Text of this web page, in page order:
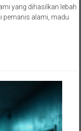
yang dihasilkan lebah
pemanis alami, madu